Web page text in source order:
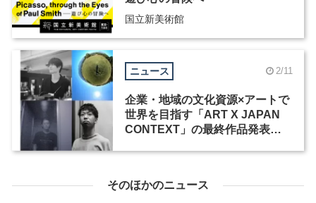
国立新美術館
ニュース 2/11
企業・地域の文化資源×アートで
世界を目指す「ART X JAPAN
CONTEXT」の最終作品発表・
そのほかのニュース